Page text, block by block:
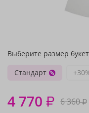
Выберите размер
Стандарт
4 770 ₽ 6 360₽